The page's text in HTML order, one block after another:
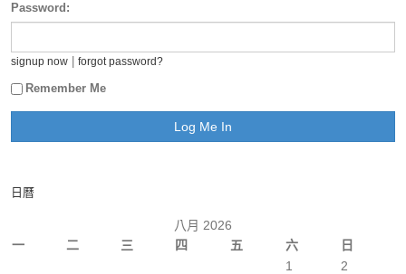
Password:
signup now forgot password?
Remember Me
日曆
八月 2026
一
二 三 四 五 六 日
1
2